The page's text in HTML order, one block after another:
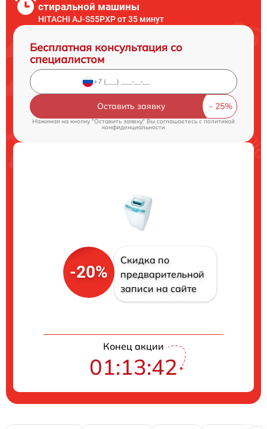
стиральной машины
HITACHI AJ-S55PXP от 35 минут
Бесплатная консультация со
специалистом
Оставить заявку
Нажимая на кнопку "Оставить заявку" Вы соглашаетесь cполитикой
конфиденциальности
-20%
Скидка по
предварительной
записи на сайте
Конец акции
01:13:42